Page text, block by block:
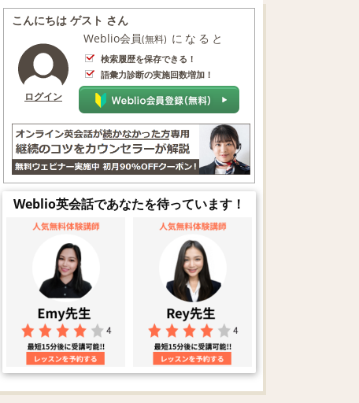
こんにちは ゲスト さん
ログイン
Weblio会員(無料) になると
検索履歴を保存できる！
語彙力診断の実施回数増加！
Weblio英会話であなたを待っています！